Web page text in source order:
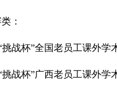
：
挑战杯”全国老员工课外
挑战杯”广西老员工课外